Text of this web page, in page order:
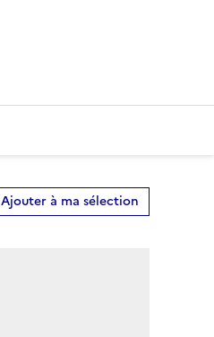
Ajouter à ma sélection